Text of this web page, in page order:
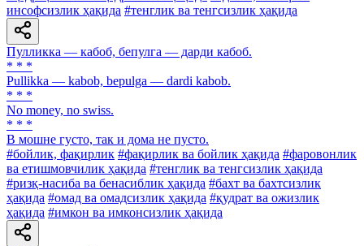
инсофсизлик ҳақида #тенглик ва тенгсизлик ҳақида
Пулликка — кабоб, бепулга — дарди кабоб.
* * *
Pullikka — kabob, bepulga — dardi kabob.
* * *
No money, no swiss.
* * *
В мошне густо, так и дома не пусто.
#бойлик, фақирлик #фақирлик ва бойлик ҳақида #фаровонлик
ва етишмовчилик ҳақида #тенглик ва тенгсизлик ҳақида
#ризқ-насиба ва бенасиблик ҳақида #бахт ва бахтсизлик
ҳақида #омад ва омадсизлик ҳақида #қудрат ва ожизлик
ҳақида #имкон ва имконсизлик ҳақида